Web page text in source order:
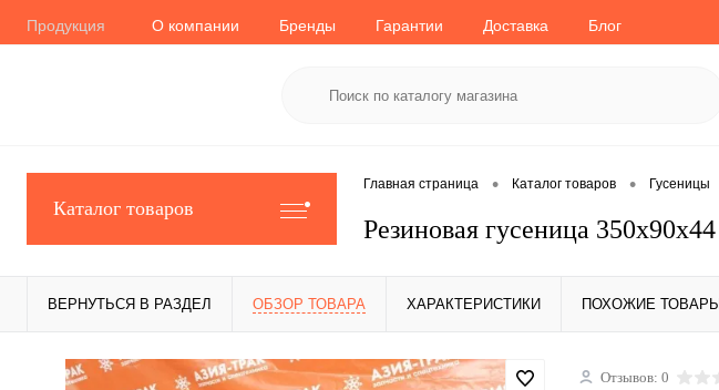
Продукция О компании Бренды Гарантии Доставка Блог
Каталог товаров
Главная страница • Каталог товаров • Гусеницы
Резиновая гусеница 350x90x44
ВЕРНУТЬСЯ В РАЗДЕЛ ОБЗОР ТОВАРА ХАРАКТЕРИСТИКИ ПОХОЖИЕ ТОВАРЫ
Отзывов: 0